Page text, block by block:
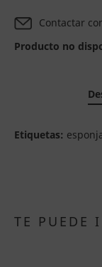
Contactar
Producto no
Etiquetas:
TE PUEDE